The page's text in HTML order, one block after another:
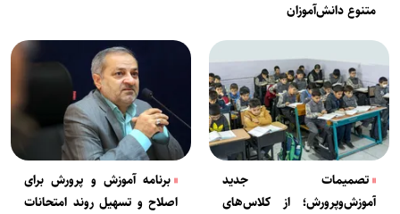
متنوع دانش‌آموزان
تصمیمات جدید
آموزش‌وپرورش؛ از کلاس‌های
برنامه آموزش و پرورش برای
اصلاح و تسهیل روند امتحانات